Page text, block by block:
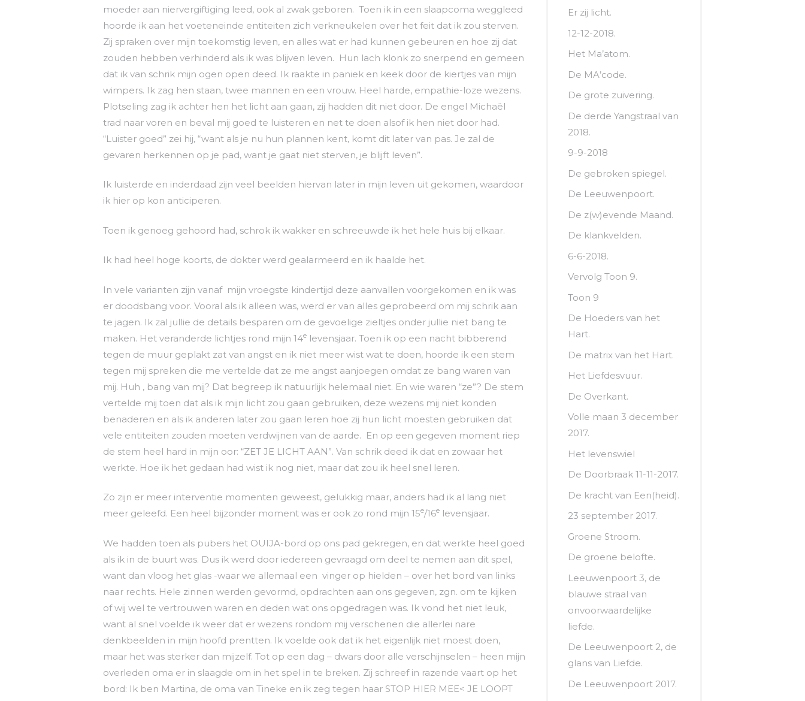
moeder aan niervergiftiging leed, ook al zwak geboren. Toen ik in een slaapcoma weggleed
hoorde ik aan het voeteneinde entiteiten zich verkneukelen over het feit dat ik zou sterven.
Zij spraken over mijn toekomstig leven, en alles wat er had kunnen gebeuren en hoe zij dat
zouden hebben verhinderd als ik was blijven leven. Hun lach klonk zo snerpend en gemeen
dat ik van schrik mijn ogen open deed. Ik raakte in paniek en keek door de kiertjes van mijn
wimpers. Ik zag hen staan, twee mannen en een vrouw. Heel harde, empathie-loze wezens.
Plotseling zag ik achter hen het licht aan gaan, zij hadden dit niet door. De engel Michaël
trad naar voren en beval mij goed te luisteren en net te doen alsof ik hen niet door had.
“Luister goed” zei hij, “want als je nu hun plannen kent, komt dit later van pas. Je zal de
gevaren herkennen op je pad, want je gaat niet sterven, je blijft leven”.
Ik luisterde en inderdaad zijn veel beelden hiervan later in mijn leven uit gekomen, waardoor
ik hier op kon anticiperen.
Toen ik genoeg gehoord had, schrok ik wakker en schreeuwde ik het hele huis bij elkaar.
Ik had heel hoge koorts, de dokter werd gealarmeerd en ik haalde het.
In vele varianten zijn vanaf mijn vroegste kindertijd deze aanvallen voorgekomen en ik was
er doodsbang voor. Vooral als ik alleen was, werd er van alles geprobeerd om mij schrik aan
te jagen. Ik zal jullie de details besparen om de gevoelige zieltjes onder jullie niet bang te
maken. Het veranderde lichtjes rond mijn 14e levensjaar. Toen ik op een nacht bibberend
tegen de muur geplakt zat van angst en ik niet meer wist wat te doen, hoorde ik een stem
tegen mij spreken die me vertelde dat ze me angst aanjoegen omdat ze bang waren van
mij. Huh , bang van mij? Dat begreep ik natuurlijk helemaal niet. En wie waren “ze”? De stem
vertelde mij toen dat als ik mijn licht zou gaan gebruiken, deze wezens mij niet konden
benaderen en als ik anderen later zou gaan leren hoe zij hun licht moesten gebruiken dat
vele entiteiten zouden moeten verdwijnen van de aarde. En op een gegeven moment riep
de stem heel hard in mijn oor: “ZET JE LICHT AAN”. Van schrik deed ik dat en zowaar het
werkte. Hoe ik het gedaan had wist ik nog niet, maar dat zou ik heel snel leren.
Zo zijn er meer interventie momenten geweest, gelukkig maar, anders had ik al lang niet
meer geleefd. Een heel bijzonder moment was er ook zo rond mijn 15e/16e levensjaar.
We hadden toen als pubers het OUIJA-bord op ons pad gekregen, en dat werkte heel goed
als ik in de buurt was. Dus ik werd door iedereen gevraagd om deel te nemen aan dit spel,
want dan vloog het glas -waar we allemaal een vinger op hielden – over het bord van links
naar rechts. Hele zinnen werden gevormd, opdrachten aan ons gegeven, zgn. om te kijken
of wij wel te vertrouwen waren en deden wat ons opgedragen was. Ik vond het niet leuk,
want al snel voelde ik weer dat er wezens rondom mij verschenen die allerlei nare
denkbeelden in mijn hoofd prentten. Ik voelde ook dat ik het eigenlijk niet moest doen,
maar het was sterker dan mijzelf. Tot op een dag – dwars door alle verschijnselen – heen mijn
overleden oma er in slaagde om in het spel in te breken. Zij schreef in razende vaart op het
bord: Ik ben Martina, de oma van Tineke en ik zeg tegen haar STOP HIER MEE< JE LOOPT
Er zij licht.
12-12-2018.
Het Ma’atom.
De MA’code.
De grote zuivering.
De derde Yangstraal van
2018.
9-9-2018
De gebroken spiegel.
De Leeuwenpoort.
De z(w)evende Maand.
De klankvelden.
6-6-2018.
Vervolg Toon 9.
Toon 9
De Hoeders van het
Hart.
De matrix van het Hart.
Het Liefdesvuur.
De Overkant.
Volle maan 3 december
2017.
Het levenswiel
De Doorbraak 11-11-2017.
De kracht van Een(heid).
23 september 2017.
Groene Stroom.
De groene belofte.
Leeuwenpoort 3, de
blauwe straal van
onvoorwaardelijke
liefde.
De Leeuwenpoort 2, de
glans van Liefde.
De Leeuwenpoort 2017.